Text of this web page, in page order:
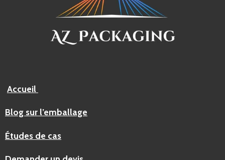
Accueil
Blog sur l’emballage
Études de cas